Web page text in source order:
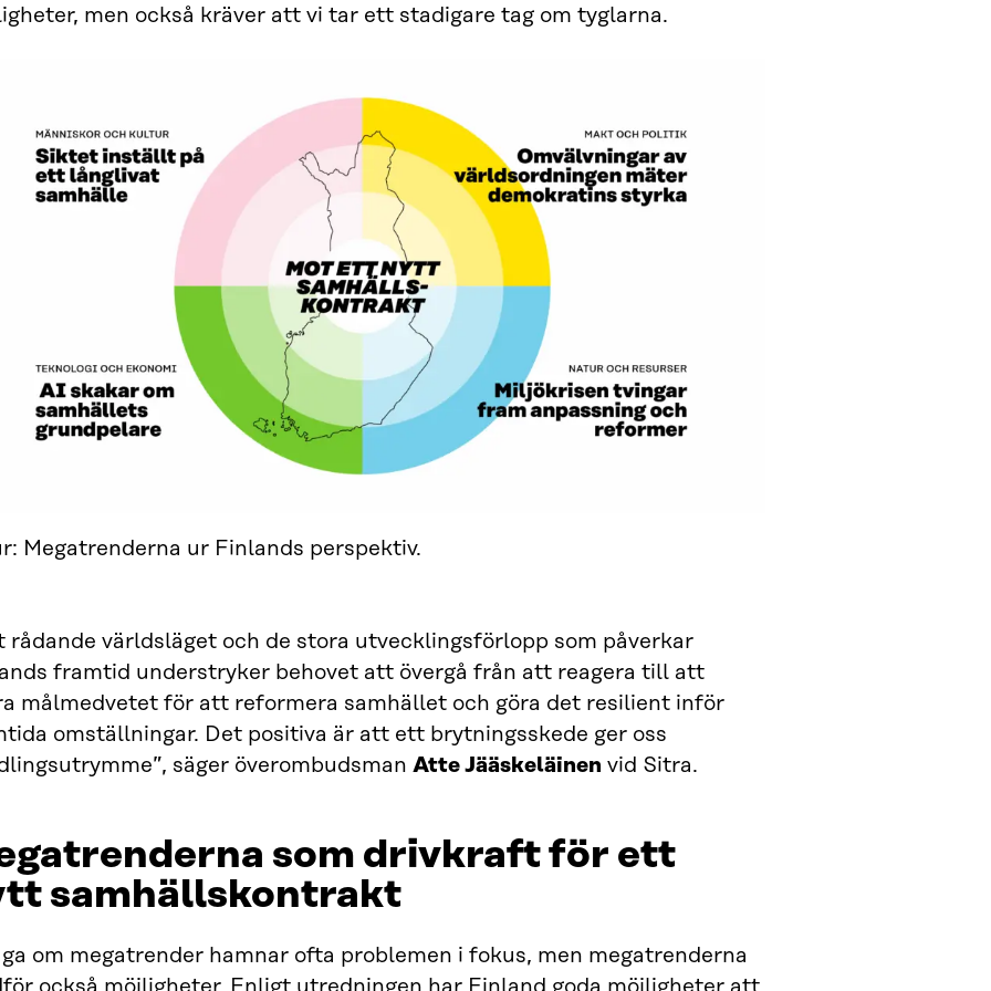
men också kräver att vi tar ett stadigare tag om tyglarna.
Megatrenderna ur Finlands perspektiv.
rådande världsläget och de stora utvecklingsförlopp som påverkar
framtid understryker behovet att övergå från att reagera till att
målmedvetet för att reformera samhället och göra det resilient inför
omställningar. Det positiva är att ett brytningsskede ger oss
säger överombudsman Atte Jääskeläinen vid Sitra.
som drivkraft för ett
samhällskontrakt
om megatrender hamnar ofta problemen i fokus, men megatrenderna